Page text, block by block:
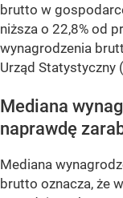
brutto w
niższa o 22,8% od
wynagrodzenia
Urząd Statystyczny
Mediana
naprawdę
Mediana
brutto oznacza, że